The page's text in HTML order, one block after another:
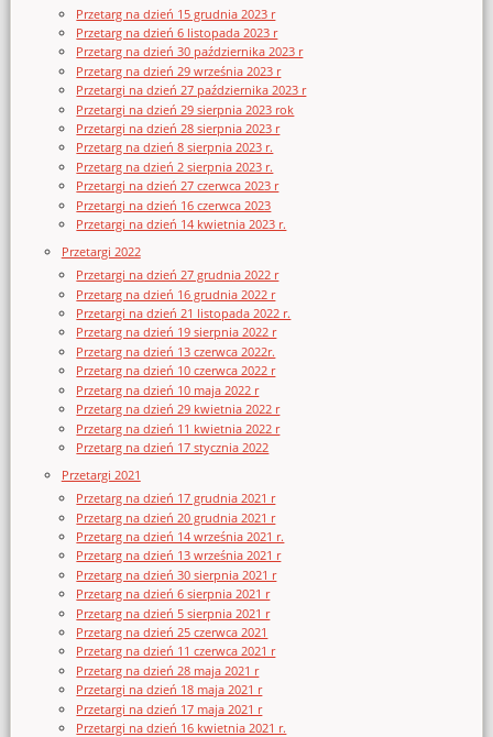
Przetarg na dzień 15 grudnia 2023 r
Przetarg na dzień 6 listopada 2023 r
Przetarg na dzień 30 października 2023 r
Przetarg na dzień 29 września 2023 r
Przetargi na dzień 27 października 2023 r
Przetargi na dzień 29 sierpnia 2023 rok
Przetargi na dzień 28 sierpnia 2023 r
Przetarg na dzień 8 sierpnia 2023 r.
Przetarg na dzień 2 sierpnia 2023 r.
Przetargi na dzień 27 czerwca 2023 r
Przetargi na dzień 16 czerwca 2023
Przetargi na dzień 14 kwietnia 2023 r.
Przetargi 2022
Przetargi na dzień 27 grudnia 2022 r
Przetarg na dzień 16 grudnia 2022 r
Przetargi na dzień 21 listopada 2022 r.
Przetarg na dzień 19 sierpnia 2022 r
Przetarg na dzień 13 czerwca 2022r.
Przetarg na dzień 10 czerwca 2022 r
Przetarg na dzień 10 maja 2022 r
Przetarg na dzień 29 kwietnia 2022 r
Przetarg na dzień 11 kwietnia 2022 r
Przetarg na dzień 17 stycznia 2022
Przetargi 2021
Przetarg na dzień 17 grudnia 2021 r
Przetarg na dzień 20 grudnia 2021 r
Przetarg na dzień 14 września 2021 r.
Przetarg na dzień 13 września 2021 r
Przetarg na dzień 30 sierpnia 2021 r
Przetarg na dzień 6 sierpnia 2021 r
Przetarg na dzień 5 sierpnia 2021 r
Przetarg na dzień 25 czerwca 2021
Przetarg na dzień 11 czerwca 2021 r
Przetarg na dzień 28 maja 2021 r
Przetargi na dzień 18 maja 2021 r
Przetargi na dzień 17 maja 2021 r
Przetargi na dzień 16 kwietnia 2021 r.